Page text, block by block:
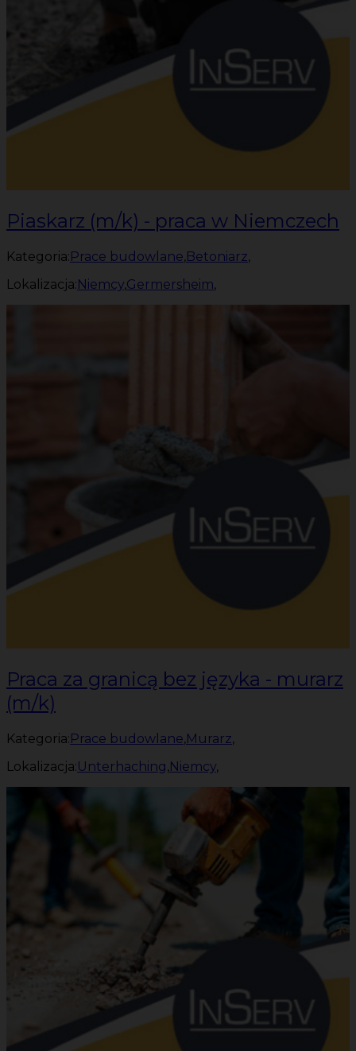
Piaskarz (m/k) - praca w Niemczech
Kategoria: Prace budowlane,Betoniarz,
Lokalizacja: Niemcy,Germersheim,
Praca za granicą bez języka - murarz
(m/k)
Kategoria:Prace budowlane,Murarz,
Lokalizacja:Unterhaching,Niemcy,